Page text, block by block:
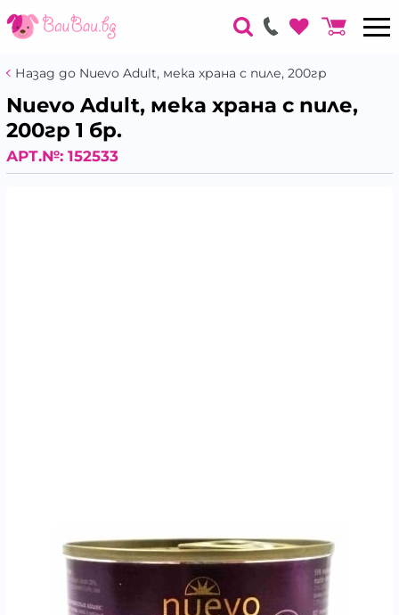
Назад до Nuevo Adult, мека храна с пиле, 200гр
Nuevo Adult, мека храна с пиле,
200гр 1 бр.
АРТ.№: 152533